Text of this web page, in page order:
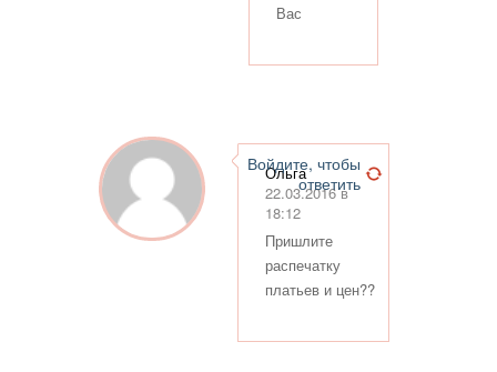
Вас
Ольга
22.03.2016 в
18:12
Пришлите
распечатку
платьев и цен??
Войдите, чтобы
ответить